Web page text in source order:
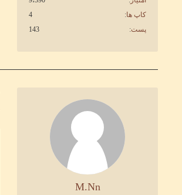
کاپ ها
4
پست
143
M.Nn